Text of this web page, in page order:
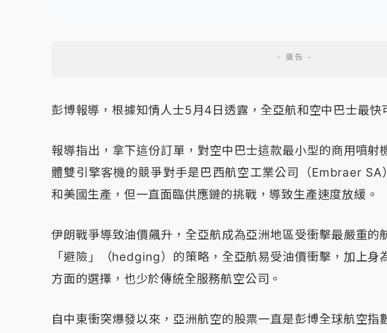
彭博報導，根據知情人士5月4日透露，全亞航和空中巴士最快
報導指出，拿下這份訂單，對空中巴士這款最小型的商用噴射
體雙引擎客機的競爭對手是巴西航空工業公司（Embraer
和美國生產，但一直面臨供應鏈的挑戰，導致生產速度放緩。
伊朗戰爭導致油價飆升，全亞航成為亞洲地區受衝擊最嚴重的
「避險」（hedging）的策略，全亞航易受油價衝擊，加上身
方面的選擇，也少於傳統全服務航空公司。
自中東衝突爆發以來，亞洲航空的股票一直是彭博全球航空指